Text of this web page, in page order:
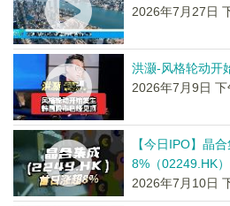
2026年7月27日
洪灏-风格轮动开
2026年7月9日 下
【今日IPO】晶
8%（02249.HK）
2026年7月10日